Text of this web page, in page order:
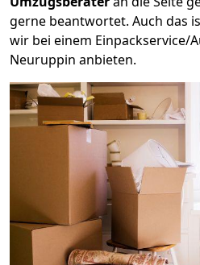
gerne beantwortet. Auch das
wir bei einem Einpackservice/
Neuruppin anbieten.